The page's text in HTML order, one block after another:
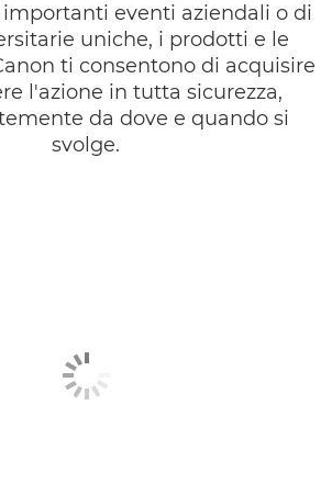
eventi aziendali o di
uniche, i prodotti e le
ti consentono di acquisire
l'azione in tutta sicurezza,
da dove e quando si
svolge.